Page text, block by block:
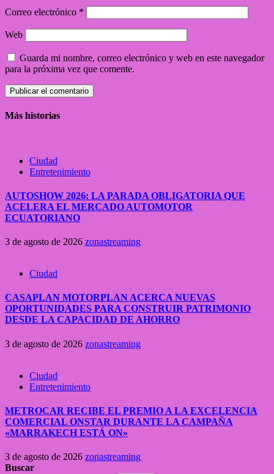
Correo electrónico *
Web
Guarda mi nombre, correo electrónico y web en este navegador
para la próxima vez que comente.
Más historias
Ciudad
Entretenimiento
AUTOSHOW 2026: LA PARADA OBLIGATORIA QUE
ACELERA EL MERCADO AUTOMOTOR
ECUATORIANO
3 de agosto de 2026 zonastreaming
Ciudad
CASAPLAN MOTORPLAN ACERCA NUEVAS
OPORTUNIDADES PARA CONSTRUIR PATRIMONIO
DESDE LA CAPACIDAD DE AHORRO
3 de agosto de 2026 zonastreaming
Ciudad
Entretenimiento
METROCAR RECIBE EL PREMIO A LA EXCELENCIA
COMERCIAL ONSTAR DURANTE LA CAMPAÑA
«MARRAKECH ESTÁ ON»
3 de agosto de 2026 zonastreaming
Buscar